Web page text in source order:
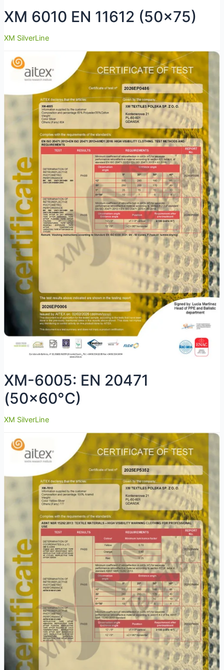
XM 6010 EN 11612 (50×75)
XM SilverLine
XM-6005: EN 20471
(50×60°C)
XM SilverLine